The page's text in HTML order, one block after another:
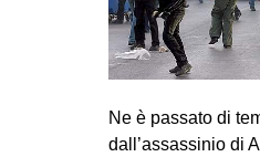
Ne è passato di
dall’assassinio di